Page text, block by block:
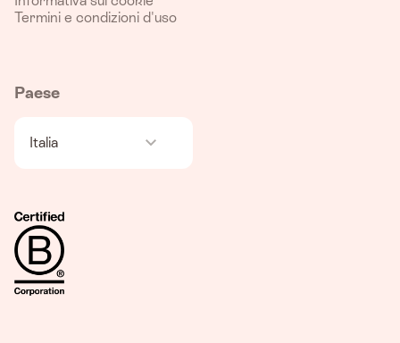
Termini e condizioni d'uso
Paese
Italia